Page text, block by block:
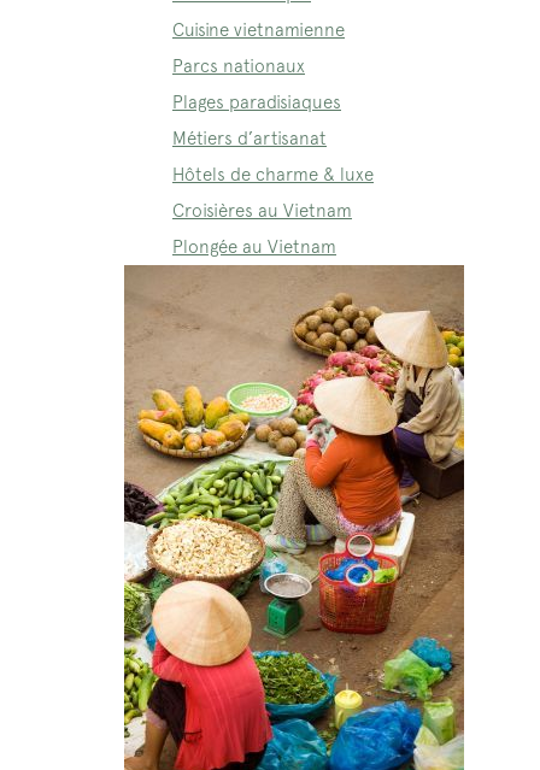
Cuisine vietnamienne
Parcs nationaux
Plages paradisiaques
Métiers d’artisanat
Hôtels de charme & luxe
Croisières au Vietnam
Plongée au Vietnam